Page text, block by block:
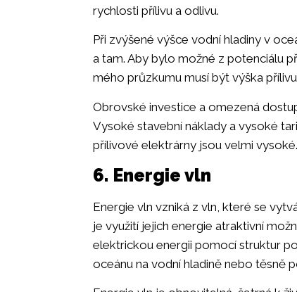
rychlosti přílivu a odlivu.
Při zvýšené výšce vodní hladiny v
a tam. Aby bylo možné z potenciálu
mého průzkumu musí být výška
Obrovské investice a omezená
Vysoké stavební náklady a vysoké
přílivové elektrárny jsou velmi vysoké.
6. Energie vln
Energie vln vzniká z vln, které se
je využití jejich energie atraktivní
elektrickou energii pomocí struktur
oceánu na vodní hladině nebo těsně